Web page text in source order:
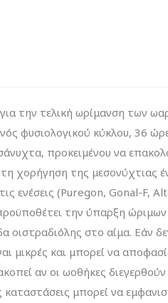
την τελική ωρίμανση των
φυσιολογικού κύκλου, 36
προκειμένου να
χορήγηση της μεσονύχτιας
ενέσεις (Puregon, Gonal-F,
την ύπαρξη ώριμων
οιστραδιόλης στο αίμα. Εάν
μικρές και μπορεί να
αν οι ωοθήκες
μπορεί να